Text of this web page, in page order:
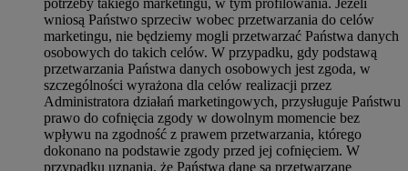
wniosą Państwo sprzeciw wobec przetwarzania do celów
marketingu, nie będziemy mogli przetwarzać Państwa danych
osobowych do takich celów. W przypadku, gdy podstawą
przetwarzania Państwa danych osobowych jest zgoda, w
szczególności wyrażona dla celów realizacji przez
Administratora działań marketingowych, przysługuje Państwu
prawo do cofnięcia zgody w dowolnym momencie bez
wpływu na zgodność z prawem przetwarzania, którego
dokonano na podstawie zgody przed jej cofnięciem. W
przypadku uznania, że Państwa dane są przetwarzane